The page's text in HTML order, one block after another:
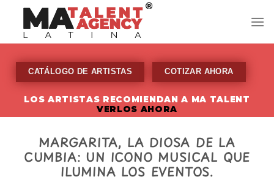
content
CATÁLOGO DE ARTISTAS COTIZAR AHORA
LOS ARTISTAS RECOMIENDAN A MA TALENT
VERLOS AHORA
MARGARITA, LA DIOSA DE LA
CUMBIA: UN ICONO MUSICAL QUE
ILUMINA LOS EVENTOS.